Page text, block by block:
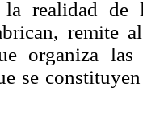
realidad
remite
organiza
se